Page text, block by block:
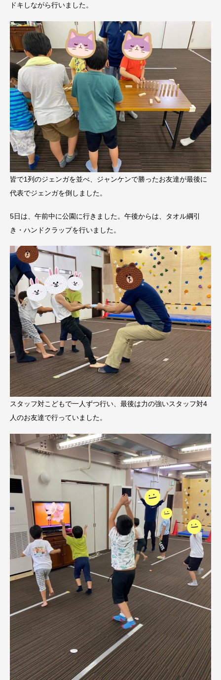
ドキしながら行いました。
皆で1列のジェンガを並べ、ジャンケンで勝ったお友達が最後に
代表でジェンガを倒しました。
5日は、午前中に公園に行きました。午後からは、タオル綱引
き・ハンドクラップを行いました。
スタッフ対こどもで一人ずつ行い、最後は力の強いスタッフ対4
人のお友達で行っていました。